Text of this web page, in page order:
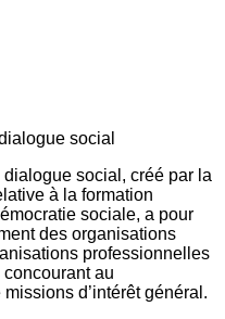
social, créé par la
à la formation
sociale, a pour
des organisations
professionnelles
au
d’intérêt général.